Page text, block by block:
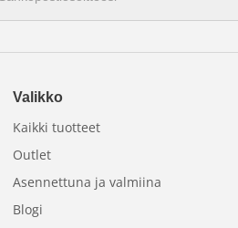
ts.
Valikko
Kaikki tuotteet
Outlet
Asennettuna ja valmiina
Blogi